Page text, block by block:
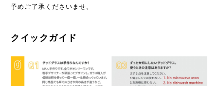
予めご了承くださいませ。
クイックガイド